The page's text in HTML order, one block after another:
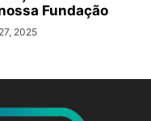
Fundação
2025